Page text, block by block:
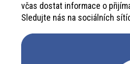
včas dostat informace o
Sledujte nás na sociálních